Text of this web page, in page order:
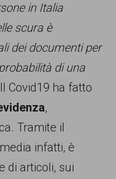
in Italia
scura è
dei documenti per
di una
Il Covid19 ha fatto
,
Tramite il
infatti, è
di articoli, sui